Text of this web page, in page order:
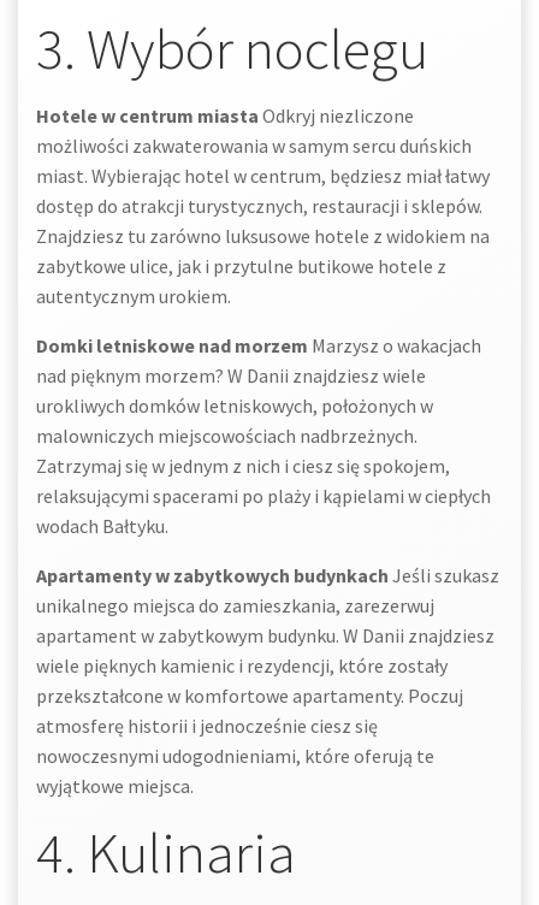
3. Wybór noclegu
Hotele w centrum miasta Odkryj niezliczone
możliwości zakwaterowania w samym sercu duńskich
miast. Wybierając hotel w centrum, będziesz miał łatwy
dostęp do atrakcji turystycznych, restauracji i sklepów.
Znajdziesz tu zarówno luksusowe hotele z widokiem na
zabytkowe ulice, jak i przytulne butikowe hotele z
autentycznym urokiem.
Domki letniskowe nad morzem Marzysz o wakacjach
nad pięknym morzem? W Danii znajdziesz wiele
urokliwych domków letniskowych, położonych w
malowniczych miejscowościach nadbrzeżnych.
Zatrzymaj się w jednym z nich i ciesz się spokojem,
relaksującymi spacerami po plaży i kąpielami w ciepłych
wodach Bałtyku.
Apartamenty w zabytkowych budynkach Jeśli szukasz
unikalnego miejsca do zamieszkania, zarezerwuj
apartament w zabytkowym budynku. W Danii znajdziesz
wiele pięknych kamienic i rezydencji, które zostały
przekształcone w komfortowe apartamenty. Poczuj
atmosferę historii i jednocześnie ciesz się
nowoczesnymi udogodnieniami, które oferują te
wyjątkowe miejsca.
4. Kulinaria